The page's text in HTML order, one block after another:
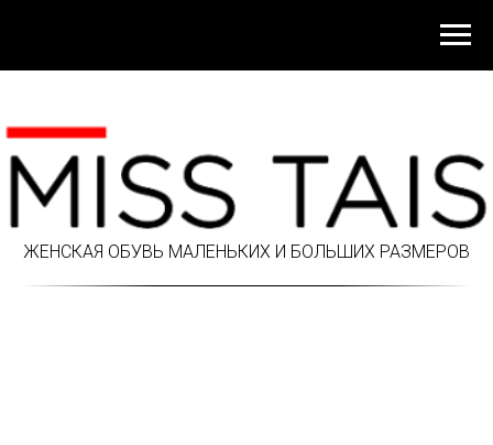
ЖЕНСКАЯ ОБУВЬ МАЛЕНЬКИХ И БОЛЬШИХ РАЗМЕРОВ